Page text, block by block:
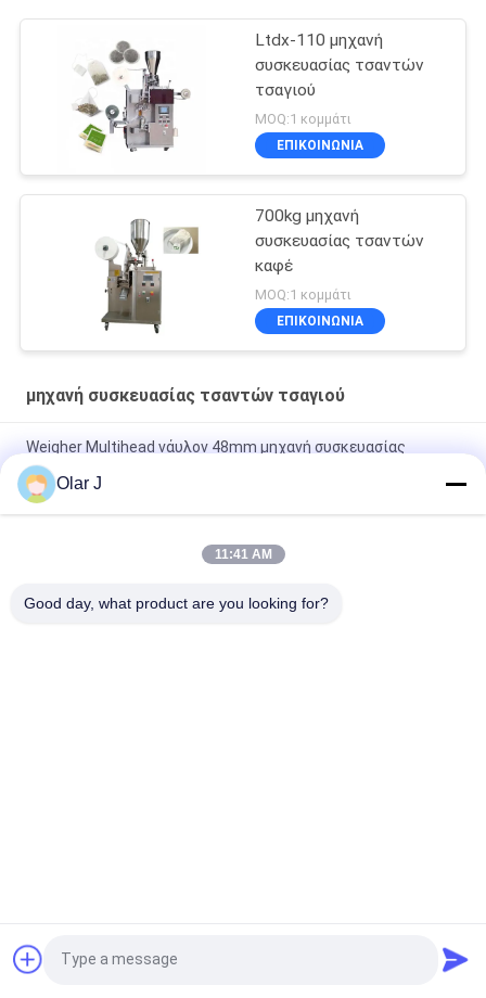
Ltdx-110 μηχανή
συσκευασίας τσαντών
τσαγιού
MOQ:1 κομμάτι
ΕΠΙΚΟΙΝΩΝΙΑ
700kg μηχανή
συσκευασίας τσαντών
καφέ
MOQ:1 κομμάτι
ΕΠΙΚΟΙΝΩΝΙΑ
μηχανή συσκευασίας τσαντών τσαγιού
Weigher Multihead νάυλον 48mm μηχανή συσκευασίας
τσαντών τσαγιού SUS304 για το τσάι χορταριών
Υπερηχητικό τρίγωνο 200cm ND C60 σταλαγματιάς μηχανών
συσκευασίας τσαντών καφέ
της PL 2T 20ml τριγώνων
Αυτόματη
Κονσερβοποιώντας Αίτηση κράτησης
Olar J
11:41 AM
Good day, what product are you looking for?